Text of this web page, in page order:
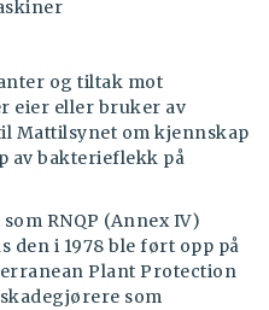
og tiltak mot
eier eller bruker av
Mattilsynet om kjennskap
av bakterieflekk på
RNQP (Annex IV)
den i 1978 ble ført opp på
Plant Protection
som